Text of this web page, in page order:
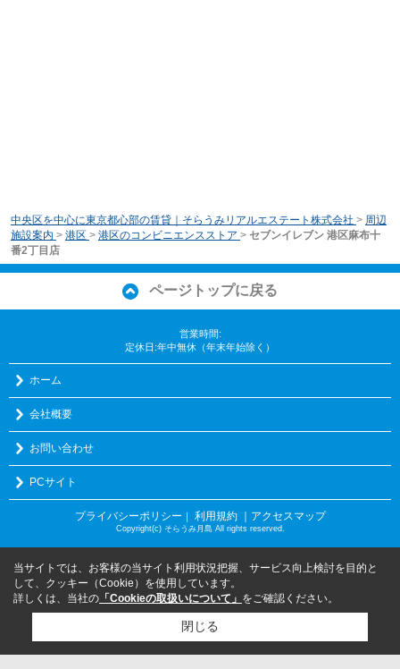
中央区を中心に東京都心部の賃貸｜そらうみリアルエステート株式会社 > 周辺
施設案内 > 港区 > 港区のコンビニエンスストア > セブンイレブン 港区麻布十
番2丁目店
ページトップに戻る
営業時間:
定休日:年中無休（年末年始除く）
ホーム
会社概要
お問い合わせ
PCサイト
プライバシーポリシー ｜ 利用規約 ｜アクセスマップ
Copyright(c) そらうみ月島 All rights reserved.
当サイトでは、お客様の当サイト利用状況把握、サービス向上検討を目的と
して、クッキー（Cookie）を使用しています。
詳しくは、当社の 「Cookieの取扱いについて」 をご確認ください。
閉じる